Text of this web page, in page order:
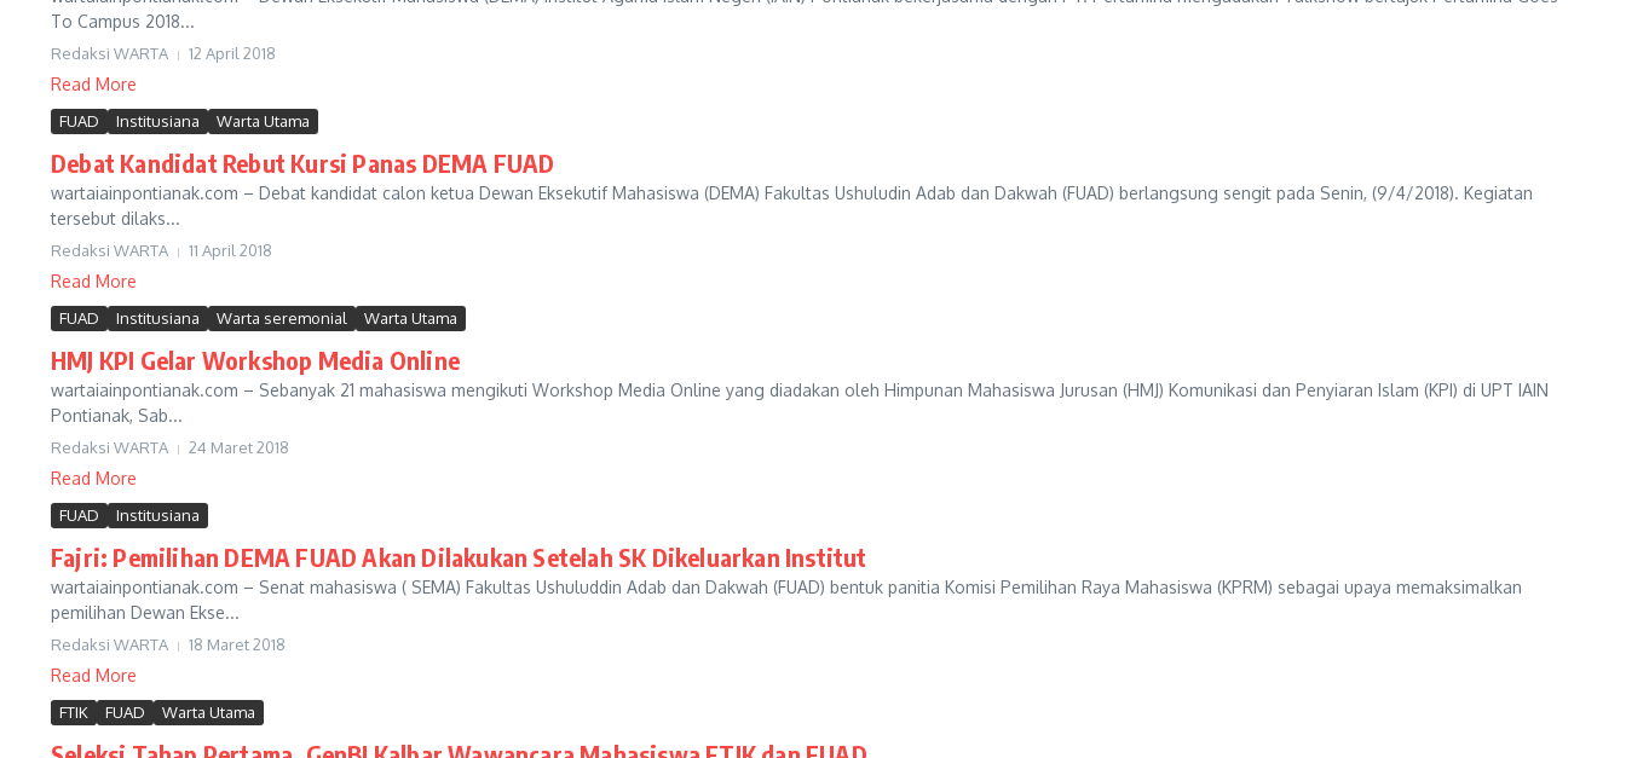
To Campus 2018...
Redaksi WARTA 12 April 2018
Read More
FUAD Institusiana Warta Utama
Debat Kandidat Rebut Kursi Panas DEMA FUAD
wartaiainpontianak.com – Debat kandidat calon ketua Dewan Eksekutif Mahasiswa (DEMA) Fakultas Ushuludin Adab dan Dakwah (FUAD) berlangsung sengit pada Senin, (9/4/2018). Kegiatan
tersebut dilaks...
Redaksi WARTA 11 April 2018
Read More
FUAD Institusiana Warta seremonial Warta Utama
HMJ KPI Gelar Workshop Media Online
wartaiainpontianak.com – Sebanyak 21 mahasiswa mengikuti Workshop Media Online yang diadakan oleh Himpunan Mahasiswa Jurusan (HMJ) Komunikasi dan Penyiaran Islam (KPI) di UPT IAIN
Pontianak, Sab...
Redaksi WARTA 24 Maret 2018
Read More
FUAD Institusiana
Fajri: Pemilihan DEMA FUAD Akan Dilakukan Setelah SK Dikeluarkan Institut
wartaiainpontianak.com – Senat mahasiswa ( SEMA) Fakultas Ushuluddin Adab dan Dakwah (FUAD) bentuk panitia Komisi Pemilihan Raya Mahasiswa (KPRM) sebagai upaya memaksimalkan
pemilihan Dewan Ekse...
Redaksi WARTA 18 Maret 2018
Read More
FTIK FUAD Warta Utama